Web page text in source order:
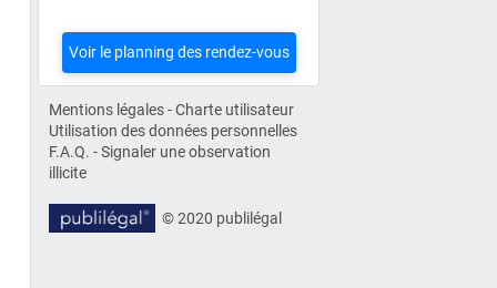
Voir le planning des rendez-vous
Mentions légales-Charte utilisateur
Utilisation des données personnelles
F.A.Q. -Signaler une observation
illicite
© 2020 publilégal